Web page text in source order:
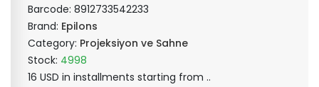
Barcode: 8912733542233
Brand: Epilons
Category: Projeksiyon ve Sahne
Stock: 4998
16 USD in installments starting from ..